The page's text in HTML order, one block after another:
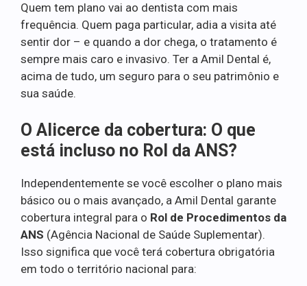
Quem tem plano vai ao dentista com mais
frequência. Quem paga particular, adia a visita até
sentir dor – e quando a dor chega, o tratamento é
sempre mais caro e invasivo. Ter a Amil Dental é,
acima de tudo, um seguro para o seu patrimônio e
sua saúde.
O Alicerce da cobertura: O que
está incluso no Rol da ANS?
Independentemente se você escolher o plano mais
básico ou o mais avançado, a Amil Dental garante
cobertura integral para o Rol de Procedimentos da
ANS (Agência Nacional de Saúde Suplementar).
Isso significa que você terá cobertura obrigatória
em todo o território nacional para: